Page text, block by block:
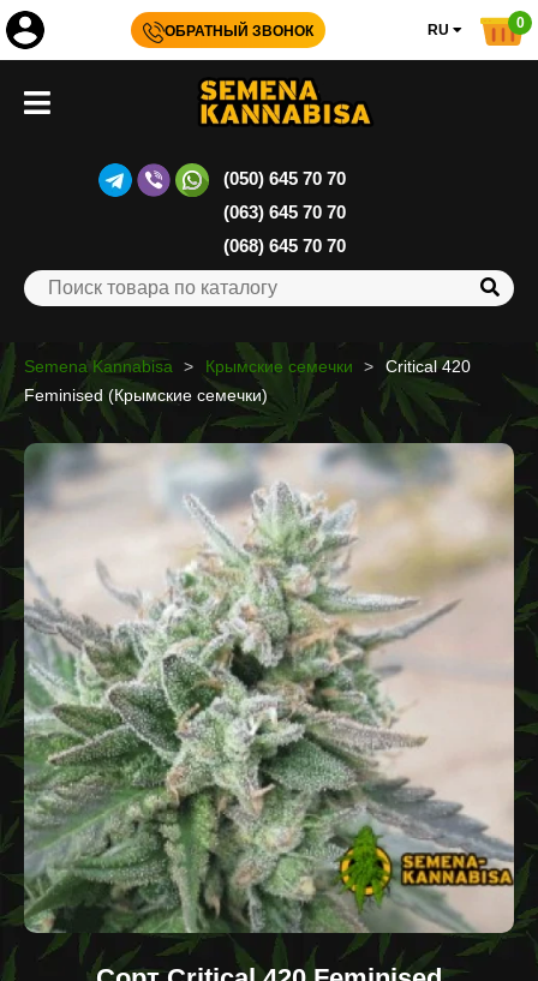
ОБРАТНЫЙ ЗВОНОК RU 0
(050) 645 70 70
(063) 645 70 70
(068) 645 70 70
Semena Kannabisa Крымские семечки
Critical 420
Feminised (Крымские семечки)